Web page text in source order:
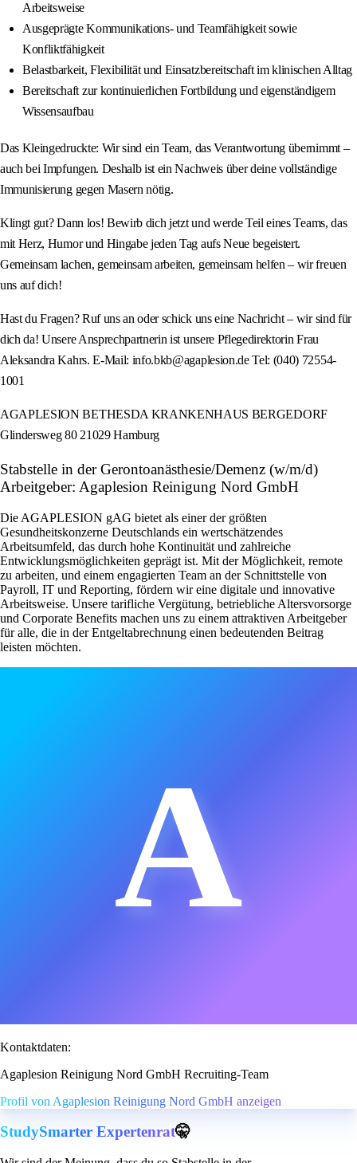
Arbeitsweise
Ausgeprägte Kommunikations- und Teamfähigkeit sowie
Konfliktfähigkeit
Belastbarkeit, Flexibilität und Einsatzbereitschaft im klinischen Alltag
Bereitschaft zur kontinuierlichen Fortbildung und eigenständigem
Wissensaufbau
Das Kleingedruckte: Wir sind ein Team, das Verantwortung übernimmt –
auch bei Impfungen. Deshalb ist ein Nachweis über deine vollständige
Immunisierung gegen Masern nötig.
Klingt gut? Dann los! Bewirb dich jetzt und werde Teil eines Teams, das
mit Herz, Humor und Hingabe jeden Tag aufs Neue begeistert.
Gemeinsam lachen, gemeinsam arbeiten, gemeinsam helfen – wir freuen
uns auf dich!
Hast du Fragen? Ruf uns an oder schick uns eine Nachricht – wir sind für
dich da! Unsere Ansprechpartnerin ist unsere Pflegedirektorin Frau
Aleksandra Kahrs. E‑Mail: info.bkb@agaplesion.de Tel: (040) 72554-
1001
AGAPLESION BETHESDA KRANKENHAUS BERGEDORF
Glindersweg 80 21029 Hamburg
Stabstelle in der Gerontoanästhesie/Demenz (w/m/d)
Arbeitgeber: Agaplesion Reinigung Nord GmbH
Die AGAPLESION gAG bietet als einer der größten
Gesundheitskonzerne Deutschlands ein wertschätzendes
Arbeitsumfeld, das durch hohe Kontinuität und zahlreiche
Entwicklungsmöglichkeiten geprägt ist. Mit der Möglichkeit, remote
zu arbeiten, und einem engagierten Team an der Schnittstelle von
Payroll, IT und Reporting, fördern wir eine digitale und innovative
Arbeitsweise. Unsere tarifliche Vergütung, betriebliche Altersvorsorge
und Corporate Benefits machen uns zu einem attraktiven Arbeitgeber
für alle, die in der Entgeltabrechnung einen bedeutenden Beitrag
leisten möchten.
A
Kontaktdaten:
Agaplesion Reinigung Nord GmbH Recruiting-Team
Profil von Agaplesion Reinigung Nord GmbH anzeigen
StudySmarter Expertenrat🤫